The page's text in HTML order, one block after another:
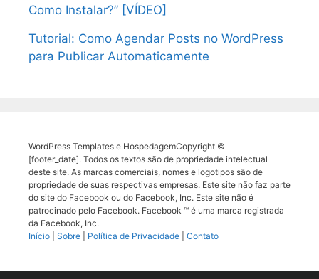
Como Instalar?” [VÍDEO]
Tutorial: Como Agendar Posts no WordPress
para Publicar Automaticamente
WordPress Templates e HospedagemCopyright ©
[footer_date]. Todos os textos são de propriedade intelectual
deste site. As marcas comerciais, nomes e logotipos são de
propriedade de suas respectivas empresas. Este site não faz parte
do site do Facebook ou do Facebook, Inc. Este site não é
patrocinado pelo Facebook. Facebook ™ é uma marca registrada
da Facebook, Inc.
Início
Sobre Política de Privacidade Contato